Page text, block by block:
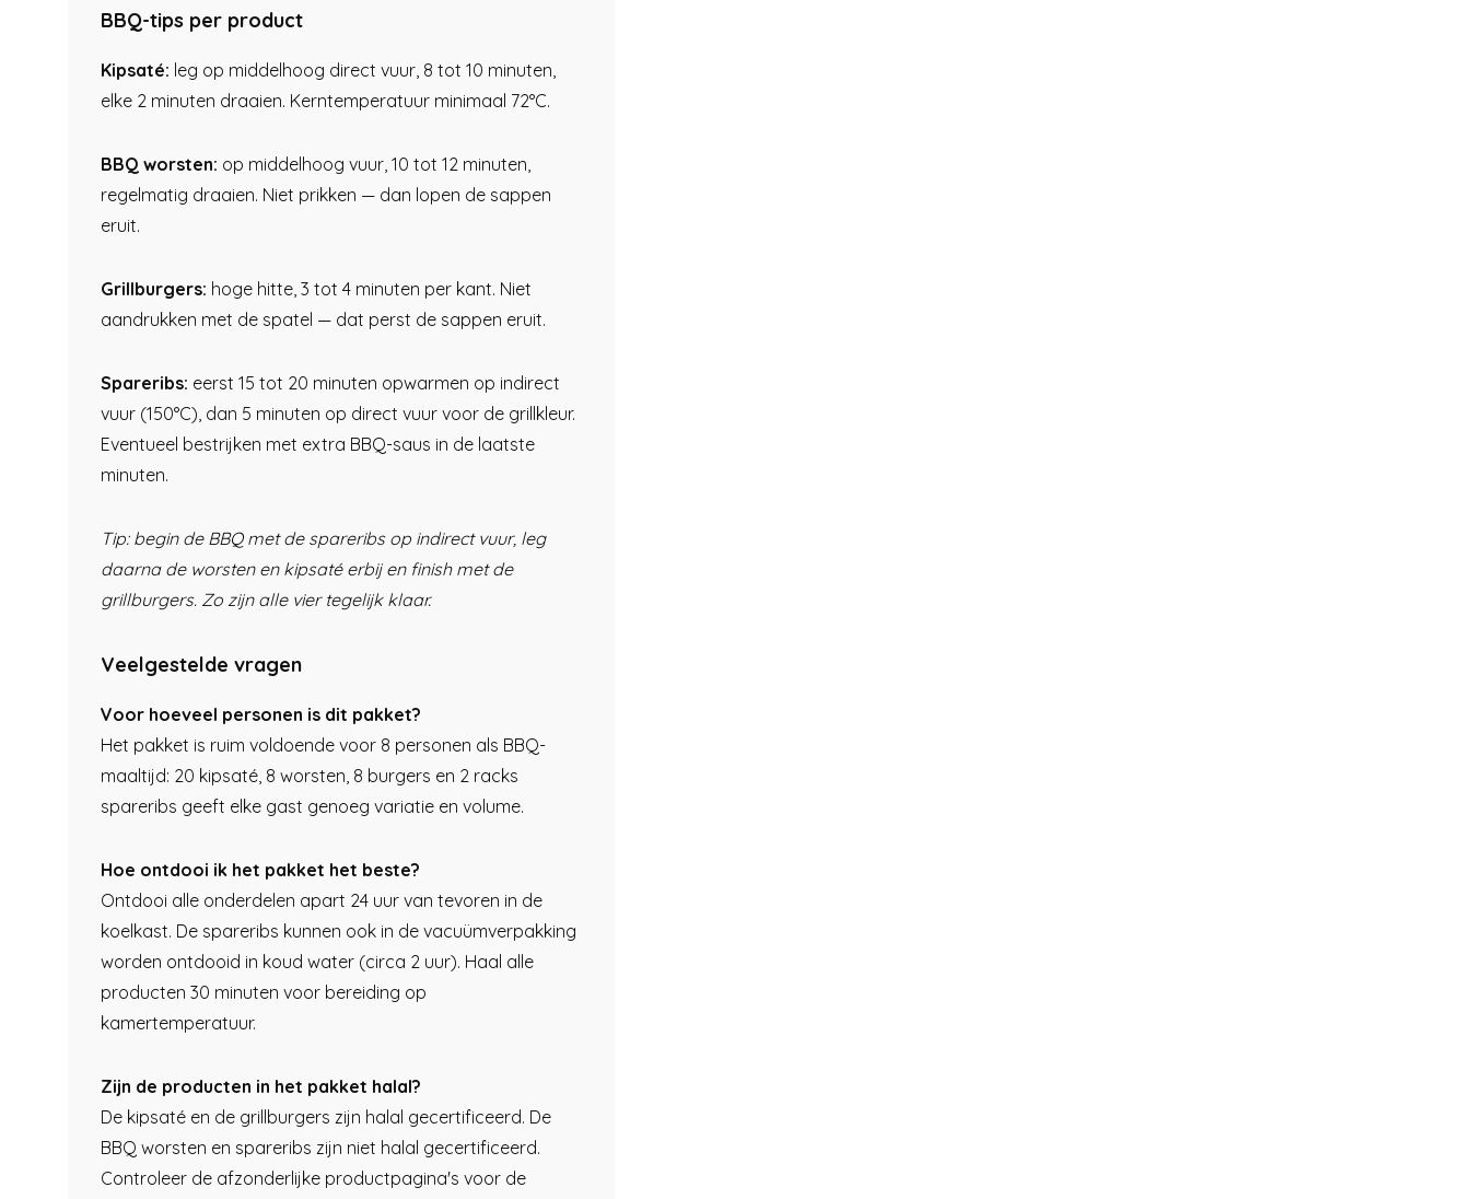
BBQ-tips per product
Kipsaté: leg op middelhoog direct vuur, 8 tot 10 minuten,
elke 2 minuten draaien. Kerntemperatuur minimaal 72°C.
BBQ worsten: op middelhoog vuur, 10 tot 12 minuten,
regelmatig draaien. Niet prikken — dan lopen de sappen
eruit.
Grillburgers: hoge hitte, 3 tot 4 minuten per kant. Niet
aandrukken met de spatel — dat perst de sappen eruit.
Spareribs: eerst 15 tot 20 minuten opwarmen op indirect
vuur (150°C), dan 5 minuten op direct vuur voor de grillkleur.
Eventueel bestrijken met extra BBQ-saus in de laatste
minuten.
Tip: begin de BBQ met de spareribs op indirect vuur, leg
daarna de worsten en kipsaté erbij en finish met de
grillburgers. Zo zijn alle vier tegelijk klaar.
Veelgestelde vragen
Voor hoeveel personen is dit pakket?
Het pakket is ruim voldoende voor 8 personen als BBQ-
maaltijd: 20 kipsaté, 8 worsten, 8 burgers en 2 racks
spareribs geeft elke gast genoeg variatie en volume.
Hoe ontdooi ik het pakket het beste?
Ontdooi alle onderdelen apart 24 uur van tevoren in de
koelkast. De spareribs kunnen ook in de vacuümverpakking
worden ontdooid in koud water (circa 2 uur). Haal alle
producten 30 minuten voor bereiding op
kamertemperatuur.
Zijn de producten in het pakket halal?
De kipsaté en de grillburgers zijn halal gecertificeerd. De
BBQ worsten en spareribs zijn niet halal gecertificeerd.
Controleer de afzonderlijke productpagina's voor de